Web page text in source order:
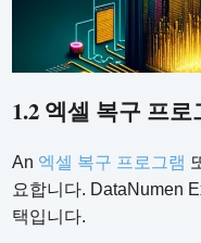
1.2 엑셀 복구 프로
An 엑셀 복구 프로그램
요합니다. DataNumen
택입니다.